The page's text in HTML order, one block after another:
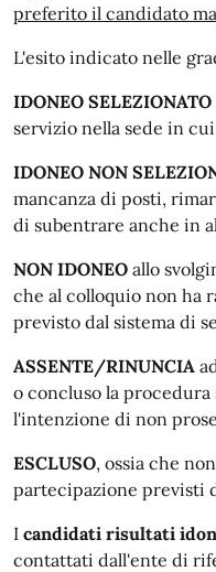
preferito il candidato
L'esito indicato nelle
IDONEO SELEZIONATO
servizio nella sede in
IDONEO NON
mancanza di posti,
di subentrare anche in
NON IDONEO allo
che al colloquio non ha
previsto dal sistema di
ASSENTE/RINUNCIA
o concluso la
l'intenzione di non
ESCLUSO, ossia che
partecipazione previsti
I candidati risultati
contattati dall'ente di